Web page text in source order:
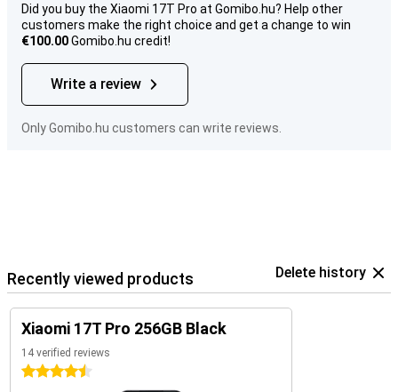
Did you buy the Xiaomi 17T Pro at Gomibo.hu? Help other
customers make the right choice and get a change to win
€100.00Gomibo.hu credit!
Write a review
Only Gomibo.hu customers can write reviews.
Recently viewed products Delete history
Xiaomi 17T Pro 256GB Black
14 verified reviews
4.5 stars